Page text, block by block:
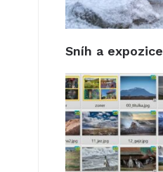
Sníh a expozice